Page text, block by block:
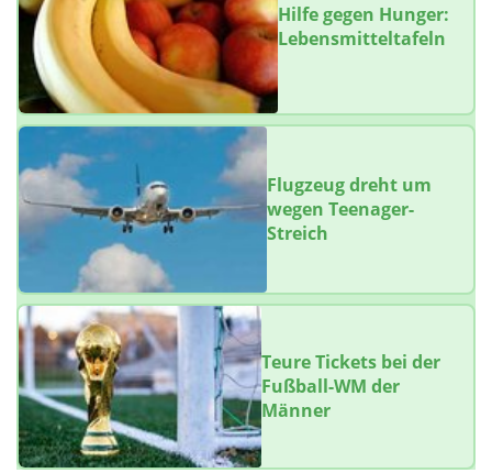
Hilfe gegen Hunger:
Lebensmitteltafeln
Flugzeug dreht um
wegen Teenager-
Streich
Teure Tickets bei der
Fußball-WM der
Männer